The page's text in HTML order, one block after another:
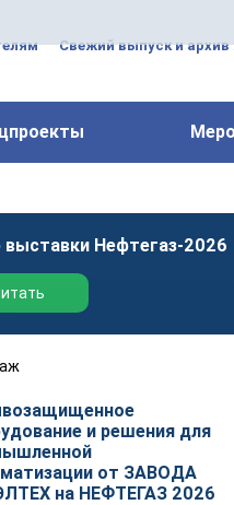
Свежий выпуск и архив
выставки Нефтегаз-2026
и решения для
от ЗАВОДА
на НЕФТЕГАЗ 2026